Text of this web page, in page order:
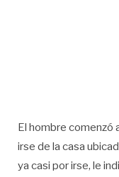
El hombre comenzó
irse de la casa
ya casi por irse, le